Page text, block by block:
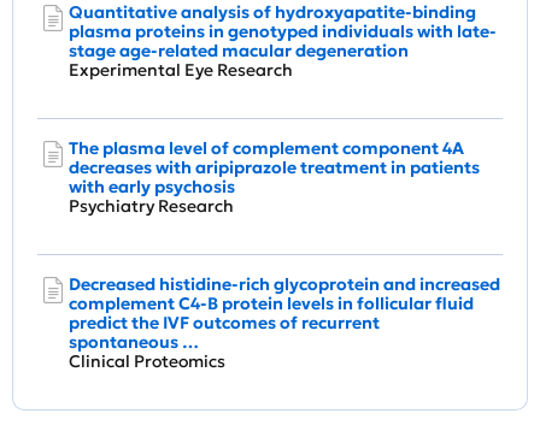
Quantitative analysis of hydroxyapatite-binding
plasma proteins in genotyped individuals with late-
stage age-related macular degeneration
Experimental Eye Research
The plasma level of complement component 4A
decreases with aripiprazole treatment in patients
with early psychosis
Psychiatry Research
Decreased histidine-rich glycoprotein and increased
complement C4-B protein levels in follicular fluid
predict the IVF outcomes of recurrent
spontaneous …
Clinical Proteomics